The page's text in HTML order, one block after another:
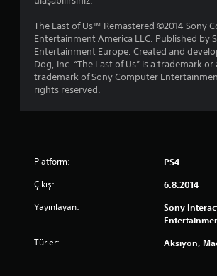
The Last of Us™ Remastered ©2014 Sony
Entertainment America LLC. Published by
Entertainment Europe. Created and
Dog, Inc. “The Last of Us” is a trademark
trademark of Sony Computer
rights reserved.
Platform: PS4
Çıkış: 6.8.2014
Yayınlayan:
Sony
Türler: Aksiyon,